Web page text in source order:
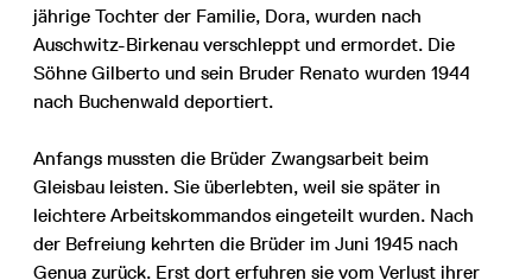
jährige Tochter der Familie, Dora, wurden nach
Auschwitz-Birkenau verschleppt und ermordet. Die
Söhne Gilberto und sein Bruder Renato wurden 1944
nach Buchenwald deportiert.
Anfangs mussten die Brüder Zwangsarbeit beim
Gleisbau leisten. Sie überlebten, weil sie später in
leichtere Arbeitskommandos eingeteilt wurden. Nach
der Befreiung kehrten die Brüder im Juni 1945 nach
Genua zurück. Erst dort erfuhren sie vom Verlust ihrer